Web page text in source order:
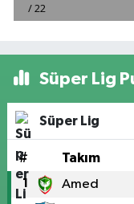
Süper Lig
Süper Lig
# Takım
1 Amed